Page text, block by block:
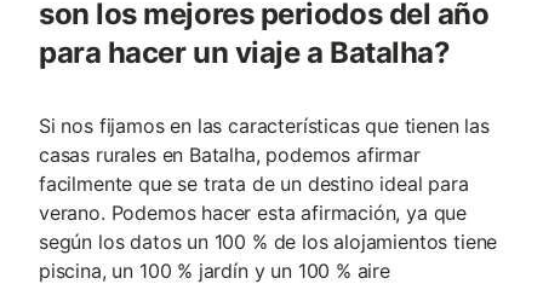
son los mejores periodos del año
para hacer un viaje a Batalha?
Si nos fijamos en las características que tienen las
casas rurales en Batalha, podemos afirmar
facilmente que se trata de un destino ideal para
verano. Podemos hacer esta afirmación, ya que
según los datos un 100 % de los alojamientos tiene
piscina, un 100 % jardín y un 100 % aire